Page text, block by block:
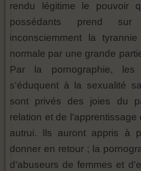
rendu légitime le pouvoir
possédants prend
inconsciemment la
normale par une grande
Par la pornographie, les
s'éduquent à la sexualité
sont privés des joies du
relation et de l'apprentissage
autrui. Ils auront appris à
donner en retour ; la
d'abuseurs de femmes et